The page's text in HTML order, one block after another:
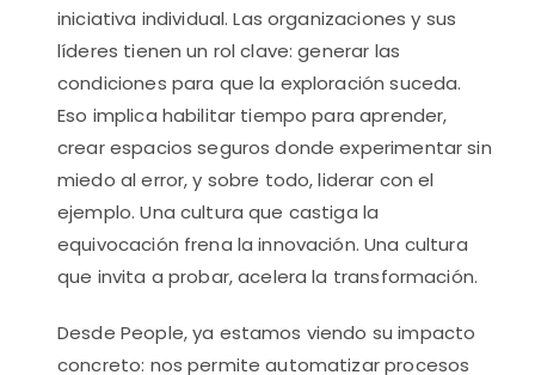
iniciativa individual. Las organizaciones y sus
líderes tienen un rol clave: generar las
condiciones para que la exploración suceda.
Eso implica habilitar tiempo para aprender,
crear espacios seguros donde experimentar sin
miedo al error, y sobre todo, liderar con el
ejemplo. Una cultura que castiga la
equivocación frena la innovación. Una cultura
que invita a probar, acelera la transformación.
Desde People, ya estamos viendo su impacto
concreto: nos permite automatizar procesos